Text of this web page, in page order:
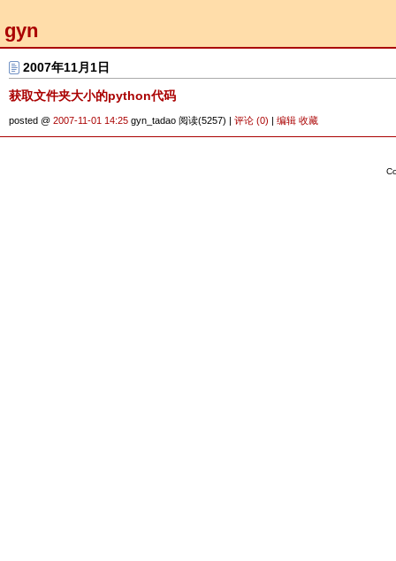
gyn
2007年11月1日
获取文件夹大小的python代码
posted @ 2007-11-01 14:25 gyn_tadao 阅读(5257) | 评论 (0) | 编辑 收藏